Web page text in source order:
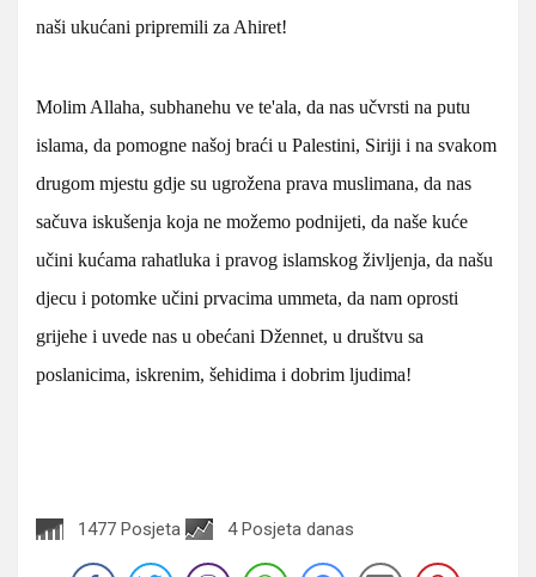
naši ukućani pripremili za Ahiret!
Molim Allaha, subhanehu ve te'ala, da nas učvrsti na putu
islama, da pomogne našoj braći u Palestini, Siriji i na svakom
drugom mjestu gdje su ugrožena prava muslimana, da nas
sačuva iskušenja koja ne možemo podnijeti, da naše kuće
učini kućama rahatluka i pravog islamskog življenja, da našu
djecu i potomke učini prvacima ummeta, da nam oprosti
grijehe i uvede nas u obećani Džennet, u društvu sa
poslanicima, iskrenim, šehidima i dobrim ljudima!
1477 Posjeta 4 Posjeta danas